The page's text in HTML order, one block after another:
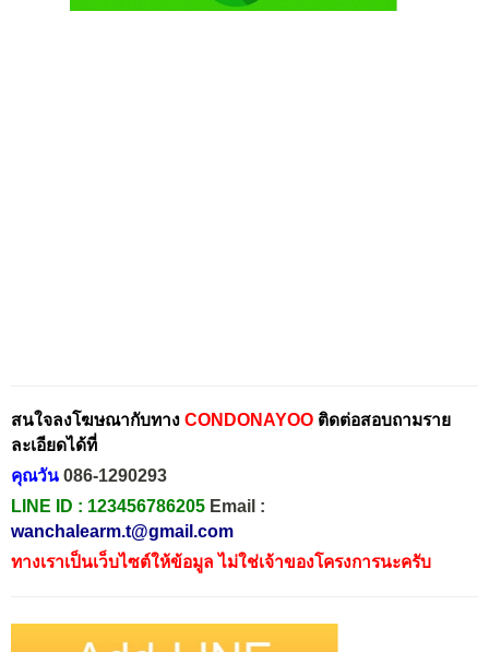
สนใจลงโฆษณากับทาง CONDONAYOO ติดต่อสอบถามราย
ละเอียดได้ที่
คุณวัน 086-1290293
LINE ID : 123456786205 Email :
wanchalearm.t@gmail.com
ทางเราเป็นเว็บไซต์ให้ข้อมูล ไม่ใช่เจ้าของโครงการนะครับ